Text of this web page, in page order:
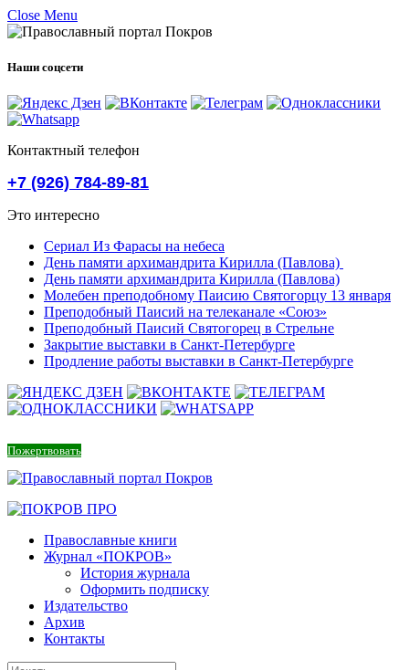
Close Menu
Наши соцсети
Контактный телефон
+7 (926) 784-89-81
Это интересно
Сериал Из Фарасы на небеса
День памяти архимандрита Кирилла (Павлова)
День памяти архимандрита Кирилла (Павлова)
Молебен преподобному Паисию Святогорцу 13 января
Преподобный Паисий на телеканале «Союз»
Преподобный Паисий Святогорец в Стрельне
Закрытие выставки в Санкт-Петербурге
Продление работы выставки в Санкт-Петербурге
Пожертвовать
Православные книги
Журнал «ПОКРОВ»
История журнала
Оформить подписку
Издательство
Архив
Контакты